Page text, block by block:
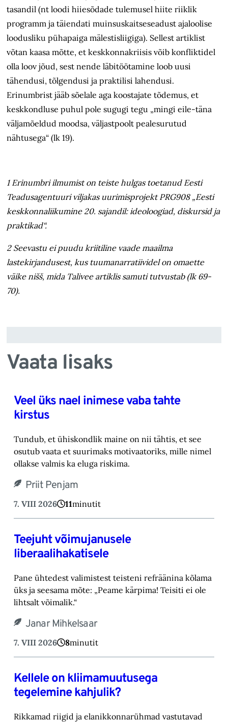
tasandil (nt loodi hiiesõdade tulemusel hiite riiklik
programm ja täiendati muinsuskaitseseadust ajaloolise
loodusliku pühapaiga mälestisliigiga). Sellest artiklist
võtan kaasa mõtte, et keskkonnakriisis võib konfliktidel
olla loov jõud, sest nende läbitöötamine loob uusi
tähendusi, tõlgendusi ja praktilisi lahendusi.
Erinumbrist jääb sõelale aga koostajate tõdemus, et
keskkondluse puhul pole sugugi tegu „mingi eile-täna
väljamõeldud moodsa, väljastpoolt pealesurutud
nähtusega“ (lk 19).
1 Erinumbri ilmumist on teiste hulgas toetanud Eesti
Teadusagentuuri viljakas uurimisprojekt PRG908 „Eesti
keskkonnaliikumine 20. sajandil: ideoloogiad, diskursid ja
praktikad“.
2 Seevastu ei puudu kriitiline vaade maailma
lastekirjandusest, kus tuumanarratiividel on omaette
väike nišš, mida Talivee artiklis samuti tutvustab (lk 69-
70).
Vaata lisaks
Veel üks nael inimese vaba tahte
kirstus
Tundub, et ühiskondlik maine on nii tähtis, et see
osutub vaata et suurimaks motivaatoriks, ‎mille nimel
ollakse valmis ka eluga riskima.‎
Priit Penjam
7. VIII 2026 11minutit
Teejuht võimujanusele
liberaalihakatisele
Pane ühtedest valimistest teisteni refräänina kõlama
üks ja seesama mõte: „Peame kärpima! ‎Teisiti ei ole
lihtsalt võimalik.“‎
Janar Mihkelsaar
7. VIII 2026 8minutit
Kellele on kliimamuutusega
tegelemine kahjulik?
Rikkamad riigid ja elanikkonnarühmad vastutavad